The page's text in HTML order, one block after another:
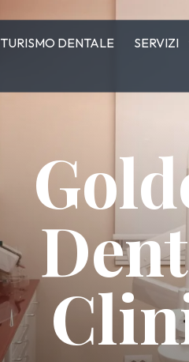
TURISMO DENTALE SERVIZI